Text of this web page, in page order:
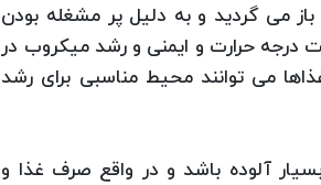
می گردید و به دلیل پر مشغله بودن
درجه حرارت و ایمنی و رشد میکروب در
می توانند محیط مناسبی برای رشد
آلوده باشد و در واقع صرف غذا و